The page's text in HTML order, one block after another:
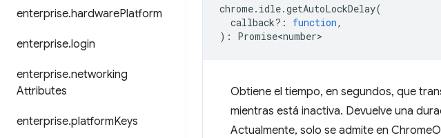
enterprise.hardwarePlatform
enterprise.login
enterprise.networking
Attributes
enterprise.platformKeys
chrome. idle.getAutoLockDelay(
callback? : function,
) : Promise<number>
Obtiene el tiempo, en segundos, que
mientras está inactiva. Devuelve una
Actualmente, solo se admite en